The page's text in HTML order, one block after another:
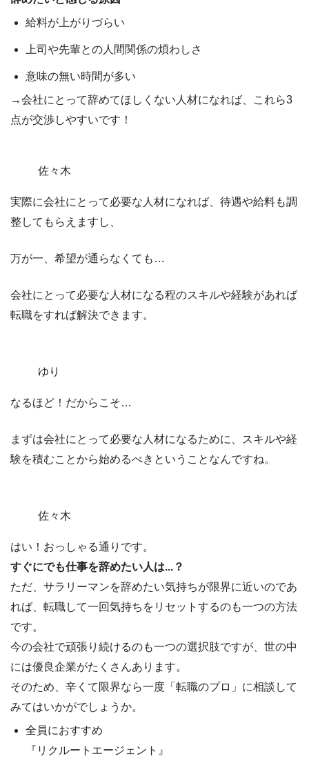
給料が上がりづらい
上司や先輩との人間関係の煩わしさ
意味の無い時間が多い
→会社にとって辞めてほしくない人材になれば、これら3
点が交渉しやすいです！
佐々木
実際に会社にとって必要な人材になれば、待遇や給料も調
整してもらえますし、
万が一、希望が通らなくても…
会社にとって必要な人材になる程のスキルや経験があれば
転職をすれば解決できます。
ゆり
なるほど！だからこそ…
まずは会社にとって必要な人材になるために、スキルや経
験を積むことから始めるべきということなんですね。
佐々木
はい！おっしゃる通りです。
すぐにでも仕事を辞めたい人は...？
ただ、サラリーマンを辞めたい気持ちが限界に近いのであ
れば、 転職して一回気持ちをリセットするのも一つの方法
です。
今の会社で頑張り続けるのも一つの選択肢ですが、世の中
には優良企業がたくさんあります。
そのため、辛くて限界なら一度 「転職のプロ」 に相談して
みてはいかがでしょうか。
全員におすすめ
『リクルートエージェント』